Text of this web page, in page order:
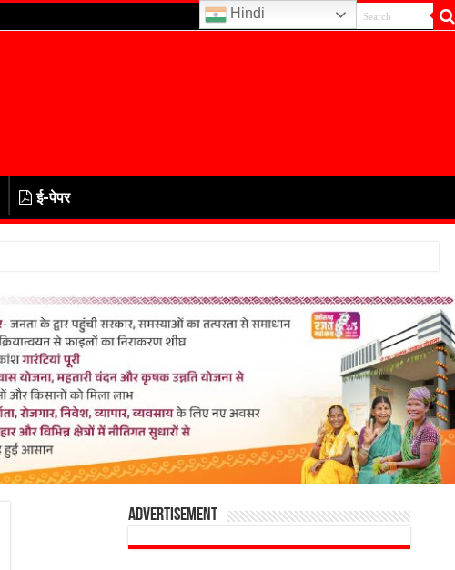
ई-पेपर
Advertisement
Hindi